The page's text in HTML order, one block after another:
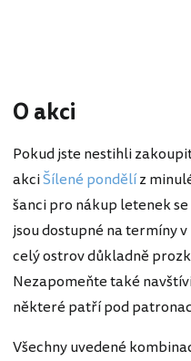
O akci
Pokud jste nestihli
akciŠílené pondělíz
šanci pro nákup letenek
jsou dostupné na termíny
celý ostrov důkladně
Nezapomeňte také
některé patří pod
Všechny uvedené